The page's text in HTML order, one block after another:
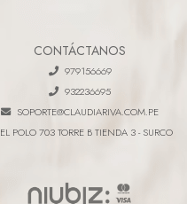
CONTÁCTANOS
979156669
932236695
SOPORTE@CLAUDIARIVA.COM.PE
EL POLO 703 TORRE B TIENDA 3 - SURCO